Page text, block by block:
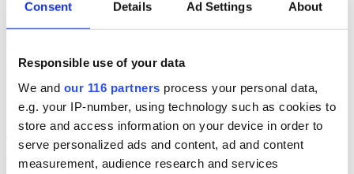
Consent Details Ad Settings About
Responsible use of your data
We and our 116 partners process your personal data,
e.g. your IP-number, using technology such as cookies to
store and access information on your device in order to
serve personalized ads and content, ad and content
measurement, audience research and services
Vetenskapsakademin och universitetet i Amsterdam har presenterat
en studie som visar samband mellan skatteparadis och
undersökningar
2018-08-09, 07:12
Svenskarna mindre pigga på politisk
reklam